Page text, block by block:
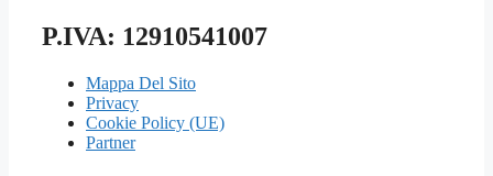
P.IVA: 12910541007
Mappa Del Sito
Privacy
Cookie Policy (UE)
Partner